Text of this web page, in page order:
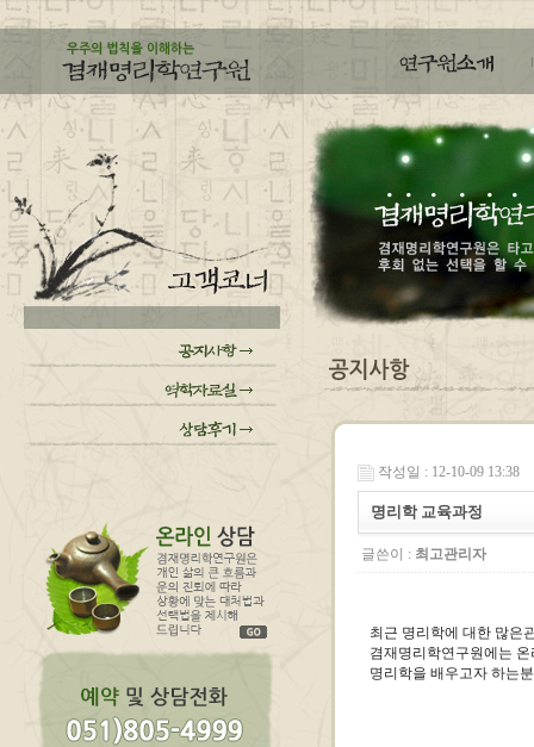
작성일 : 12-10-09 13:38
명리학 교육과정
글쓴이 : 최고관리자
최근 명리학에 대한 많은
겸재명리학연구원에는
명리학을 배우고자 하는